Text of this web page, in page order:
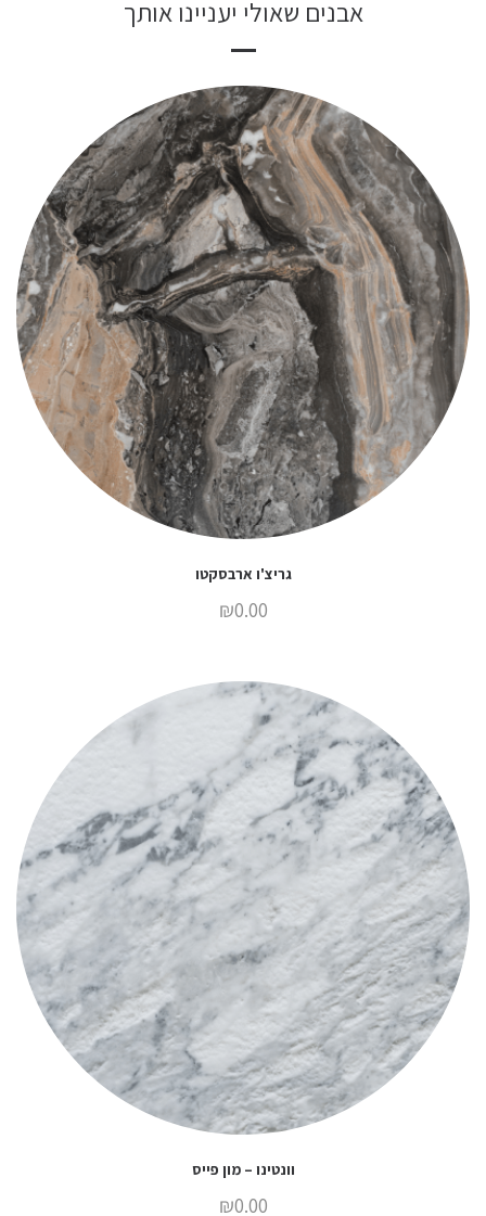
אבנים שאולי יעניינו אותך
גריצ'ו ארבסקטו
₪0.00
וונטינו – מון פייס
₪0.00